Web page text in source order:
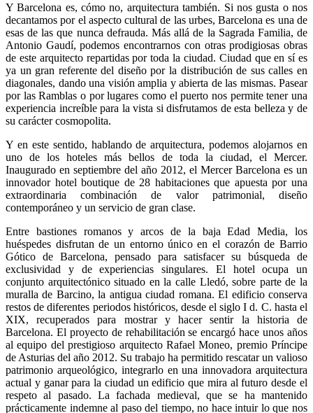
Y Barcelona es, cómo no, arquitectura también. Si nos gusta o nos
decantamos por el aspecto cultural de las urbes, Barcelona es una de
esas de las que nunca defrauda. Más allá de la Sagrada Familia, de
Antonio Gaudí, podemos encontrarnos con otras prodigiosas obras
de este arquitecto repartidas por toda la ciudad. Ciudad que en sí es
ya un gran referente del diseño por la distribución de sus calles en
diagonales, dando una visión amplia y abierta de las mismas. Pasear
por las Ramblas o por lugares como el puerto nos permite tener una
experiencia increíble para la vista si disfrutamos de esta belleza y de
su carácter cosmopolita.
Y en este sentido, hablando de arquitectura, podemos alojarnos en
uno de los hoteles más bellos de toda la ciudad, el Mercer.
Inaugurado en septiembre del año 2012, el Mercer Barcelona es un
innovador hotel boutique de 28 habitaciones que apuesta por una
extraordinaria combinación de valor patrimonial, diseño
contemporáneo y un servicio de gran clase.
Entre bastiones romanos y arcos de la baja Edad Media, los
huéspedes disfrutan de un entorno único en el corazón de Barrio
Gótico de Barcelona, pensado para satisfacer su búsqueda de
exclusividad y de experiencias singulares. El hotel ocupa un
conjunto arquitectónico situado en la calle Lledó, sobre parte de la
muralla de Barcino, la antigua ciudad romana. El edificio conserva
restos de diferentes periodos históricos, desde el siglo I d. C. hasta el
XIX, recuperados para mostrar y hacer sentir la historia de
Barcelona. El proyecto de rehabilitación se encargó hace unos años
al equipo del prestigioso arquitecto Rafael Moneo, premio Príncipe
de Asturias del año 2012. Su trabajo ha permitido rescatar un valioso
patrimonio arqueológico, integrarlo en una innovadora arquitectura
actual y ganar para la ciudad un edificio que mira al futuro desde el
respeto al pasado. La fachada medieval, que se ha mantenido
prácticamente indemne al paso del tiempo, no hace intuir lo que nos